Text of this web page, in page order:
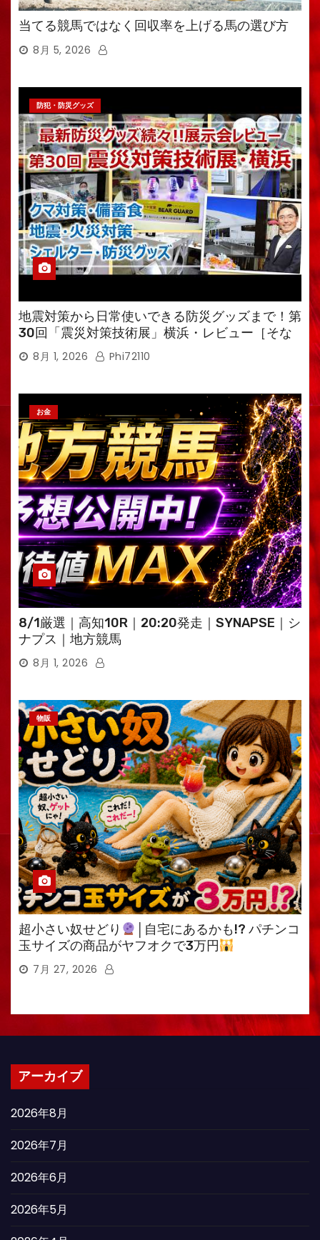
当てる競馬ではなく回収率を上げる馬の選び方
8月 5, 2026
防犯・防災グッズ
地震対策から日常使いできる防災グッズまで！第
30回「震災対策技術展」横浜・レビュー［そな
えるTV・高荷智也］
8月 1, 2026 Phi72110
お金
8/1厳選｜高知10R｜20:20発走｜SYNAPSE｜シ
ナプス｜地方競馬
8月 1, 2026
物販
超小さい奴せどり
│自宅にあるかも!? パチンコ
玉サイズの商品がヤフオクで3万円
7月 27, 2026
アーカイブ
2026年8月
2026年7月
2026年6月
2026年5月